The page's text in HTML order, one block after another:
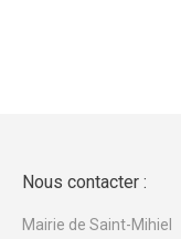
Nous contacter :
Mairie de Saint-Mihiel